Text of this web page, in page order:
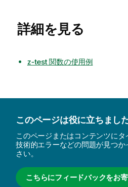
詳細を見る
z-test 関数の使用例
このページは役に立ちまし
このページまたはコンテンツにタ
技術的エラーなどの問題が見つ
さい。
こちらにフィードバックをお